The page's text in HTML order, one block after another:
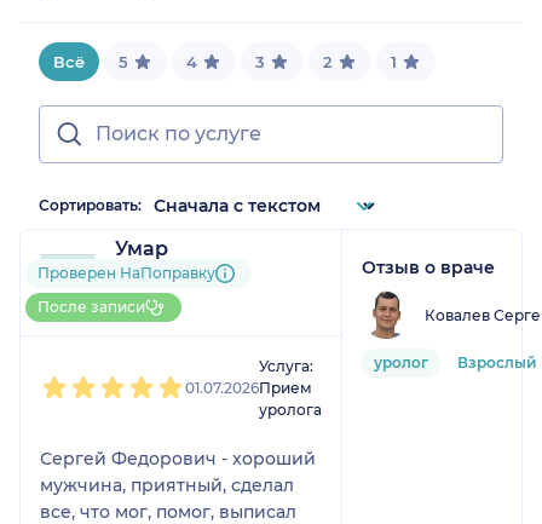
Всё 5 4 3 2 1
Сортировать:
Умар
2 отзыва
До 5 записей через
НаПоправку
Проверен НаПоправку
После записи
01.07.2026
Услуга:
Прием
уролога
Сергей Федорович - хороший
мужчина, приятный, сделал
все, что мог, помог, выписал
Отзыв о враче
Ковалев
уролог Взрослый